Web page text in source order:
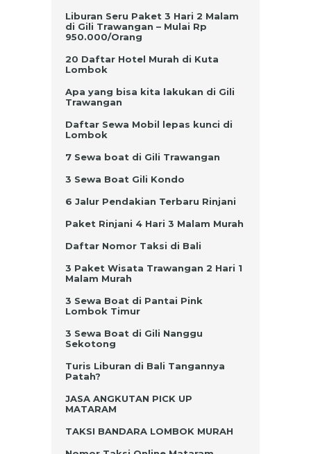
Liburan Seru Paket 3 Hari 2 Malam
di Gili Trawangan – Mulai Rp
950.000/Orang
20 Daftar Hotel Murah di Kuta
Lombok
Apa yang bisa kita lakukan di Gili
Trawangan
Daftar Sewa Mobil lepas kunci di
Lombok
7 Sewa boat di Gili Trawangan
3 Sewa Boat Gili Kondo
6 Jalur Pendakian Terbaru Rinjani
Paket Rinjani 4 Hari 3 Malam Murah
Daftar Nomor Taksi di Bali
3 Paket Wisata Trawangan 2 Hari 1
Malam Murah
3 Sewa Boat di Pantai Pink
Lombok Timur
3 Sewa Boat di Gili Nanggu
Sekotong
Turis Liburan di Bali Tangannya
Patah?
JASA ANGKUTAN PICK UP
MATARAM
TAKSI BANDARA LOMBOK MURAH